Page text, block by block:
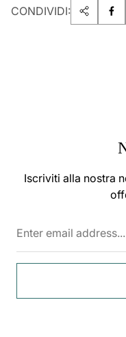
CONDIVIDI:
Iscriviti alla nostra